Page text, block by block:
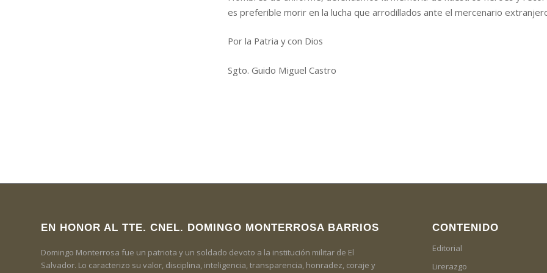
es preferible morir en la lucha que arrodillados ante el mercenario
Por la Patria y con Dios
Sgto. Guido Miguel Castro
EN HONOR AL TTE. CNEL. DOMINGO MONTERROSA BARRIOS
Domingo Monterrosa fue un patriota y un soldado devoto a la institución militar de El
Salvador. Lo caracterizo su valor, disciplina, inteligencia, transparencia, honradez, coraje y
CONTENIDO
Editorial
Lirerazgo